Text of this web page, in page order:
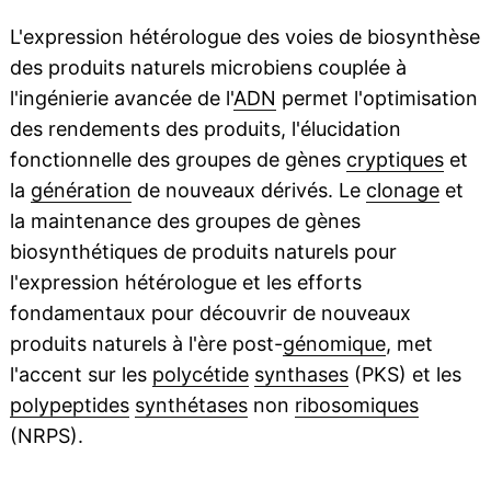
L'expression hétérologue des voies de biosynthèse
des produits naturels microbiens couplée à
l'ingénierie avancée de l'ADN permet l'optimisation
des rendements des produits, l'élucidation
fonctionnelle des groupes de gènes cryptiqueset
la génération de nouveaux dérivés. Le clonageet
la maintenance des groupes de gènes
biosynthétiques de produits naturels pour
l'expression hétérologue et les efforts
fondamentaux pour découvrir de nouveaux
produits naturels à l'ère post-génomique, met
l'accent sur les polycétide synthases(PKS) et les
polypeptides synthétasesnon ribosomiques
(NRPS).